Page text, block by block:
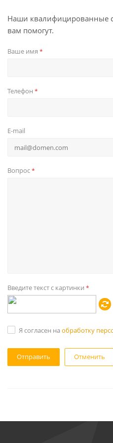
Наши квалифицированные
вам помогут.
Ваше имя *
Телефон *
E-mail
Вопрос*
Введите текст с картинки *
Я согласен на обработку
Отменить